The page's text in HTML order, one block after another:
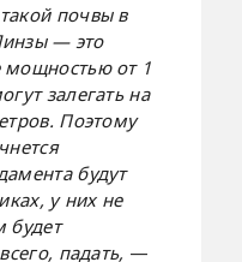
почвы в
— это
мощностью от 1
залегать на
Поэтому
будут
у них не
будет
падать, —